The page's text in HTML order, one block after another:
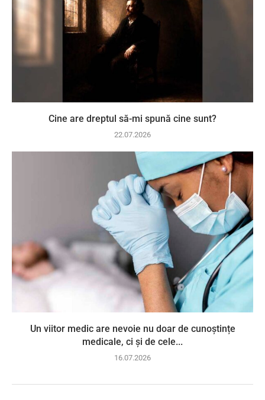
Cine are dreptul să-mi spună cine sunt?
22.07.2026
Un viitor medic are nevoie nu doar de cunoștințe
medicale, ci și de cele...
16.07.2026